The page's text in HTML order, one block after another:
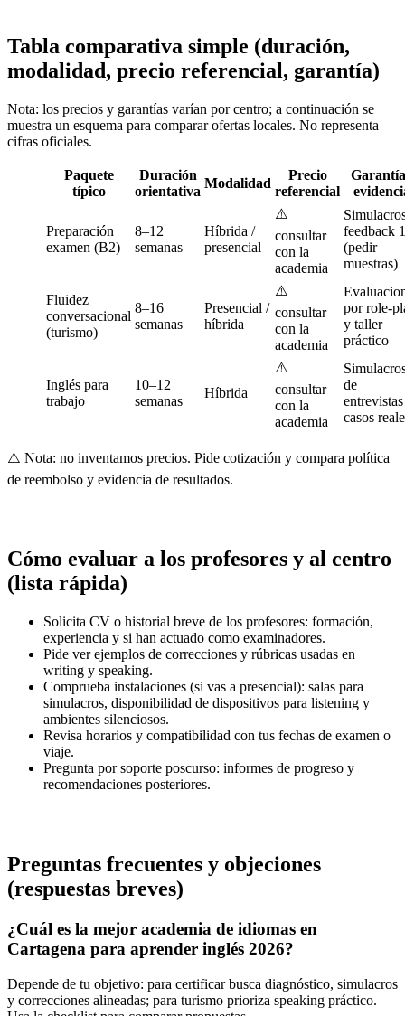
Tabla comparativa simple (duración,
modalidad, precio referencial, garantía)
Nota: los precios y garantías varían por centro; a continuación se
muestra un esquema para comparar ofertas locales. No representa
cifras oficiales.
Paquete
típico
Duración
orientativa
Modalidad
Precio
referencial
Preparación
examen (B2)
8–12
semanas
Híbrida /
presencial
⚠️
consultar
con la
academia
feedback
(pedir
muestras)
Fluidez
conversacional
(turismo)
8–16
semanas
Presencial /
híbrida
⚠️
consultar
con la
academia
por role-
y taller
práctico
Inglés para
trabajo
10–12
semanas
Híbrida
⚠️
consultar
con la
academia
de
casos
⚠️ Nota: no inventamos precios. Pide cotización y compara política
de reembolso y evidencia de resultados.
Cómo evaluar a los profesores y al centro
(lista rápida)
Solicita CV o historial breve de los profesores: formación,
experiencia y si han actuado como examinadores.
Pide ver ejemplos de correcciones y rúbricas usadas en
writing y speaking.
Comprueba instalaciones (si vas a presencial): salas para
simulacros, disponibilidad de dispositivos para listening y
ambientes silenciosos.
Revisa horarios y compatibilidad con tus fechas de examen o
viaje.
Pregunta por soporte poscurso: informes de progreso y
recomendaciones posteriores.
Preguntas frecuentes y objeciones
(respuestas breves)
¿Cuál es la mejor academia de idiomas en
Cartagena para aprender inglés 2026?
Depende de tu objetivo: para certificar busca diagnóstico, simulacros
y correcciones alineadas; para turismo prioriza speaking práctico.